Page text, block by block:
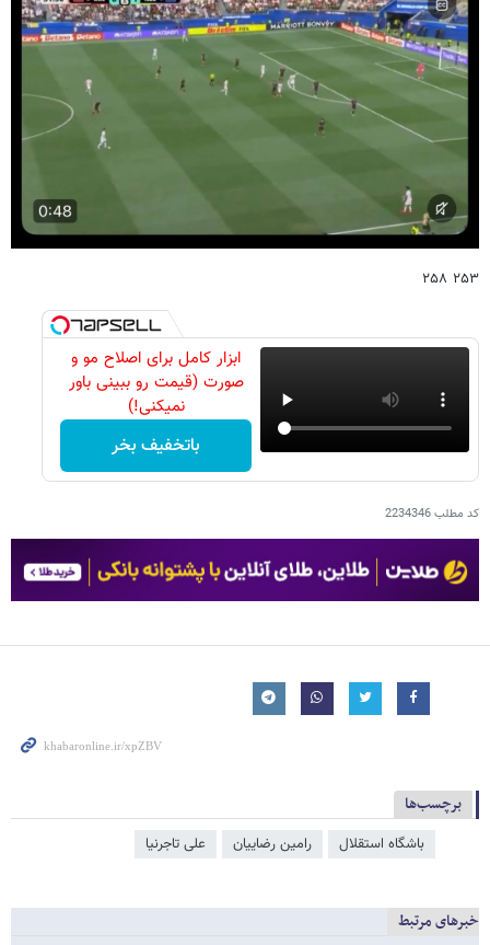
۲۵۳ ۲۵۸
ابزار کامل برای اصلاح مو و
صورت (قیمت رو ببینی باور
نمیکنی!)
باتخفیف بخر
کد مطلب2234346
برچسب‌ها
باشگاه استقلال رامین رضاییان علی تاجرنیا
خبرهای مرتبط